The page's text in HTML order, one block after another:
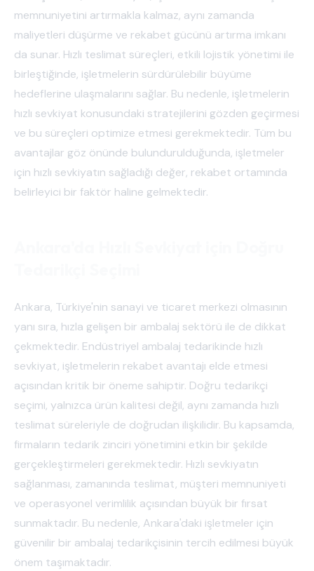
memnuniyetini artırmakla kalmaz, aynı zamanda
maliyetleri düşürme ve rekabet gücünü artırma imkanı
da sunar. Hızlı teslimat süreçleri, etkili lojistik yönetimi ile
birleştiğinde, işletmelerin sürdürülebilir büyüme
hedeflerine ulaşmalarını sağlar. Bu nedenle, işletmelerin
hızlı sevkiyat konusundaki stratejilerini gözden geçirmesi
ve bu süreçleri optimize etmesi gerekmektedir. Tüm bu
avantajlar göz önünde bulundurulduğunda, işletmeler
için hızlı sevkiyatın sağladığı değer, rekabet ortamında
belirleyici bir faktör haline gelmektedir.
Ankara, Türkiye'nin sanayi ve ticaret merkezi olmasının
yanı sıra, hızla gelişen bir ambalaj sektörü ile de dikkat
çekmektedir. Endüstriyel ambalaj tedarikinde hızlı
sevkiyat, işletmelerin rekabet avantajı elde etmesi
açısından kritik bir öneme sahiptir. Doğru tedarikçi
seçimi, yalnızca ürün kalitesi değil, aynı zamanda hızlı
teslimat süreleriyle de doğrudan ilişkilidir. Bu kapsamda,
firmaların tedarik zinciri yönetimini etkin bir şekilde
gerçekleştirmeleri gerekmektedir. Hızlı sevkiyatın
sağlanması, zamanında teslimat, müşteri memnuniyeti
ve operasyonel verimlilik açısından büyük bir fırsat
sunmaktadır. Bu nedenle, Ankara'daki işletmeler için
güvenilir bir ambalaj tedarikçisinin tercih edilmesi büyük
önem taşımaktadır.